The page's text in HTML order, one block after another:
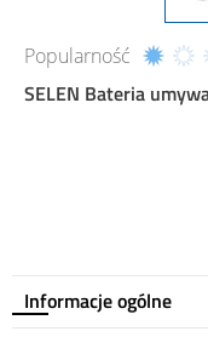
Popularność
SELEN Bateria
Informacje ogólne